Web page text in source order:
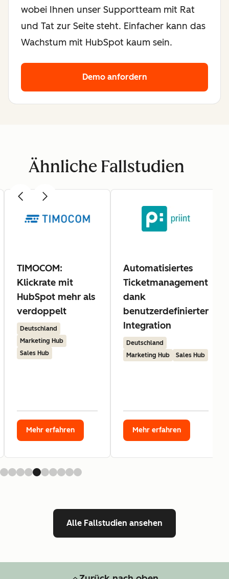
wobei Ihnen unser Supportteam mit Rat
und Tat zur Seite steht. Einfacher kann das
Wachstum mit HubSpot kaum sein.
Demo anfordern
Ähnliche Fallstudien
TIMOCOM:
Klickrate mit
HubSpot mehr als
verdoppelt
Deutschland
Marketing Hub
Sales Hub
Mehr erfahren
Automatisiertes
Ticketmanagement
dank
benutzerdefinierter
Integration
Deutschland
Marketing Hub
Sales Hub
Mehr erfahren
Alle Fallstudien ansehen